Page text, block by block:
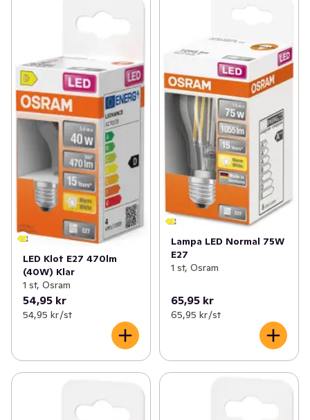
LED Klot E27 470lm
(40W) Klar
1 st, Osram
54,95 kr
54,95 kr /st
Lampa LED Normal 75W
E27
1 st, Osram
65,95 kr
65,95 kr /st